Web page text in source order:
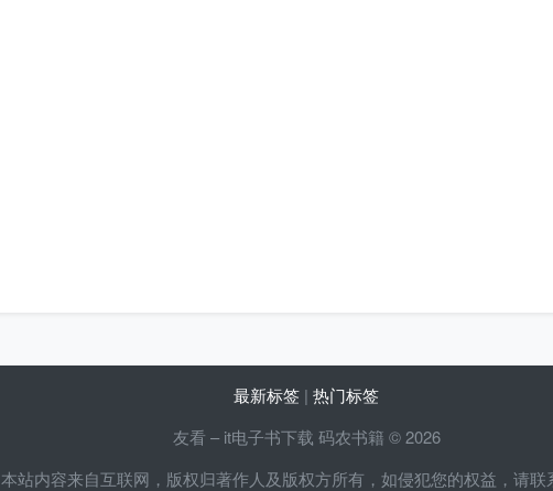
最新标签 | 热门标签
友看 – it电子书下载 码农书籍 © 2026
本站内容来自互联网，版权归著作人及版权方所有，如侵犯您的权益，请联